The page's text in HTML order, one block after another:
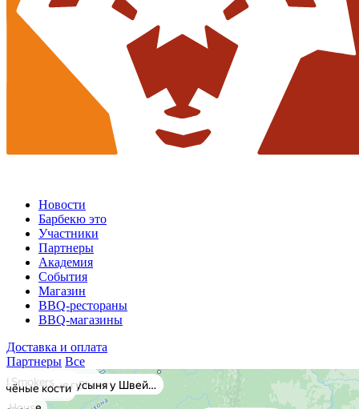
Новости
Барбекю это
Участники
Партнеры
Академия
События
Магазин
BBQ-рестораны
BBQ-магазины
Доставка и оплата
Партнеры Все